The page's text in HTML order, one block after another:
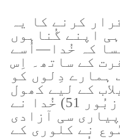
کرنے کا یہ
اپنے گُناہوں
کہ خُدا—اُسے
کے ساتھ۔ اِس
ہمارے دِلوں کو
کے لیے کھول
دیتے ہیں (دیکھیں زبُور 51) خُدا نے
سی آزادی
نے کلوری کے